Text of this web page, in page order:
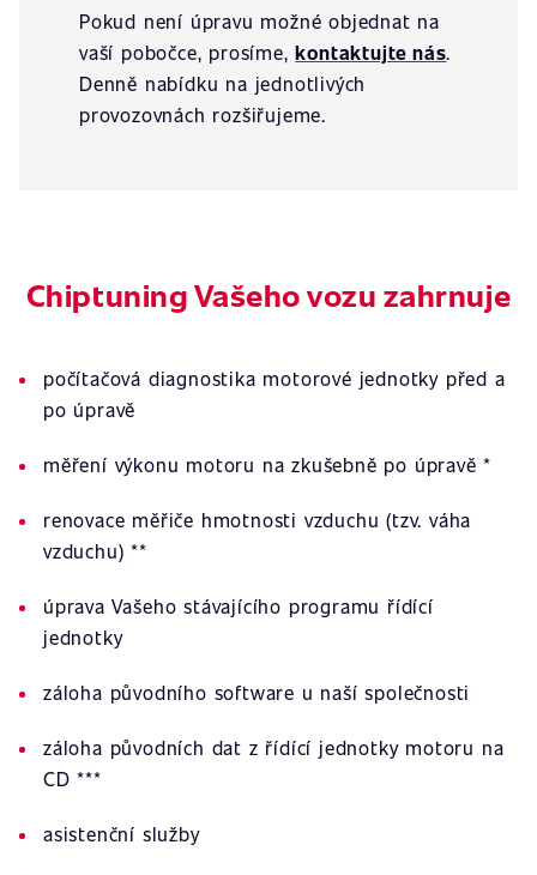
Pokud není úpravu možné objednat na
vaší pobočce, prosíme,kontaktujte nás.
Denně nabídku na jednotlivých
provozovnách rozšiřujeme.
Chiptuning Vašeho vozu zahrnuje
počítačová diagnostika motorové jednotky před a
po úpravě
měření výkonu motoru na zkušebně po úpravě *
renovace měřiče hmotnosti vzduchu (tzv. váha
vzduchu) **
úprava Vašeho stávajícího programu řídící
jednotky
záloha původního software u naší společnosti
záloha původních dat z řídící jednotky motoru na
CD ***
asistenční služby